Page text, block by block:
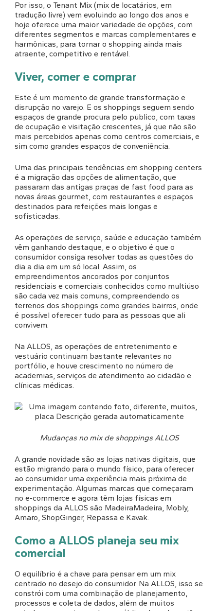
Por isso, o Tenant Mix (mix de locatários, em
tradução livre) vem evoluindo ao longo dos anos e
hoje oferece uma maior variedade de opções, com
diferentes segmentos e marcas complementares e
harmônicas, para tornar o shopping ainda mais
atraente, competitivo e rentável.
Viver, comer e comprar
Este é um momento de grande transformação e
disrupção no varejo. E os shoppings seguem sendo
espaços de grande procura pelo público, com taxas
de ocupação e visitação crescentes, já que não são
mais percebidos apenas como centros comerciais, e
sim como grandes espaços de conveniência.
Uma das principais tendências em shopping centers
é a migração das opções de alimentação, que
passaram das antigas praças de fast food para as
novas áreas gourmet, com restaurantes e espaços
destinados para refeições mais longas e
sofisticadas.
As operações de serviço, saúde e educação também
vêm ganhando destaque, e o objetivo é que o
consumidor consiga resolver todas as questões do
dia a dia em um só local. Assim, os
empreendimentos ancorados por conjuntos
residenciais e comerciais conhecidos como multiúso
são cada vez mais comuns, compreendendo os
terrenos dos shoppings como grandes bairros, onde
é possível oferecer tudo para as pessoas que ali
convivem.
Na ALLOS, as operações de entretenimento e
vestuário continuam bastante relevantes no
portfólio, e houve crescimento no número de
academias, serviços de atendimento ao cidadão e
clínicas médicas.
Mudanças no mix de shoppings ALLOS
A grande novidade são as lojas nativas digitais, que
estão migrando para o mundo físico, para oferecer
ao consumidor uma experiência mais próxima de
experimentação. Algumas marcas que começaram
no e-commerce e agora têm lojas físicas em
shoppings da ALLOS são MadeiraMadeira, Mobly,
Amaro, ShopGinger, Repassa e Kavak.
Como a ALLOS planeja seu mix
comercial
O equilíbrio é a chave​ para pensar em um mix
centrado no desejo do consumidor. Na ALLOS, isso se
constrói com uma combinação de planejamento,
processos e coleta de dados, além de muitos